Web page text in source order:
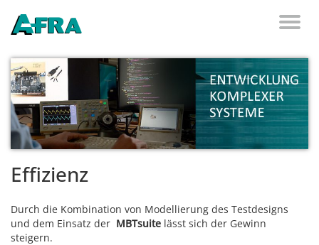
Effizienz
Durch die Kombination von Modellierung des Testdesigns
und dem Einsatz der MBTsuite lässt sich der Gewinn
steigern.